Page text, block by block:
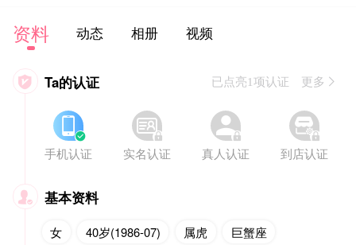
资料 动态 相册 视频
 Ta的认证 已点亮1项认证 更多


手机认证


实名认证


真人认证


到店认证
 基本资料
女 40岁(1986-07) 属虎
巨蟹座